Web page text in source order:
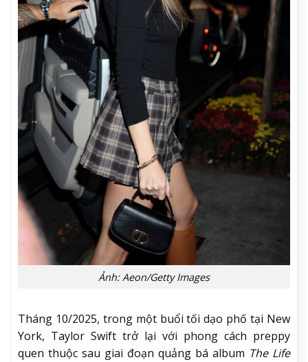
Ảnh: Aeon/Getty Images
Tháng 10/2025, trong một buổi tối dạo phố tại New
York, Taylor Swift trở lại với phong cách preppy
quen thuộc sau giai đoạn quảng bá album The Life